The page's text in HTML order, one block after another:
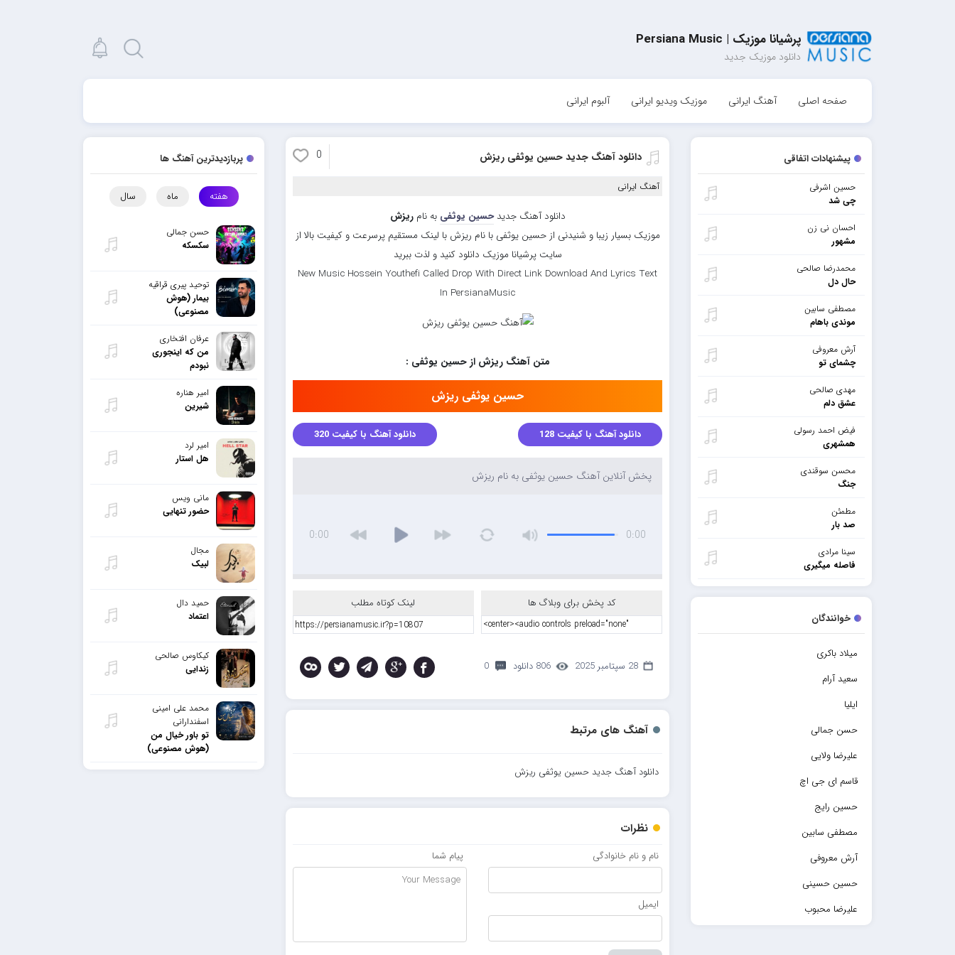
پرشیانا موزیک | Persiana Music
دانلود موزیک جدید
صفحه اصلی آهنگ ایرانی موزیک ویدیو ایرانی آلبوم ایرانی
پیشنهادات اتفاقی
حسین اشرفی
چی شد
احسان نی زن
مشهور
محمدرضا صالحی
حال دل
مصطفی سابین
موندی باهام
آرش معروفی
چشمای تو
مهدی صالحی
عشق دلم
فیض احمد رسولی
همشهری
محسن سوقندی
جنگ
مطمئن
صد بار
سینا مرادی
فاصله میگیری
خوانندگان
میلاد باکری
سعید آرام
ایلیا
حسن جمالی
علیرضا ولایی
قاسم ای جی اچ
حسین رایج
مصطفی سابین
آرش معروفی
حسین حسینی
علیرضا محبوب
دانلود آهنگ جدید حسین یوثفی ریزش 0
آهنگ ایرانی
دانلود آهنگ جدیدحسین یوثفی به نامریزش
موزیک بسیار زیبا و شنیدنی از حسین یوثفی با نام ریزش با لینک مستقیم پرسرعت و کیفیت بالا از
سایت پرشیانا موزیک دانلود کنید و لذت ببرید
New Music Hossein Youthefi Called Drop With Direct Link Download And Lyrics Text
In PersianaMusic
متن آهنگ ریزش از حسین یوثفی :
حسین یوثفی ریزش
دانلود آهنگ با کیفیت 128 دانلود آهنگ با کیفیت 320
پخش آنلاین آهنگ حسین یوثفی به نام ریزش
0:00
0:00
کد پخش برای وبلاگ ها لینک کوتاه مطلب
28 سپتامبر 2025 806 دانلود 0
آهنگ های مرتبط
دانلود آهنگ جدید حسین یوثفی ریزش
نظرات
نام و نام خانوادگی
ایمیل
پیام شما
پربازدیدترین آهنگ ها
هفته ماه سال
حسن جمالی
سکسکه
توحید پیری قراقیه
بیمار (هوش
مصنوعی)
عرفان افتخاری
من که اینجوری
نبودم
امیر هناره
شیرین
امیر لرد
هل استار
مانی ویس
حضور تنهایی
مجال
لبیک
حمید دال
اعتماد
کیکاوس صالحی
زندایی
محمد علی امینی
اسفندارانی
تو باور خیال من
(هوش مصنوعی)